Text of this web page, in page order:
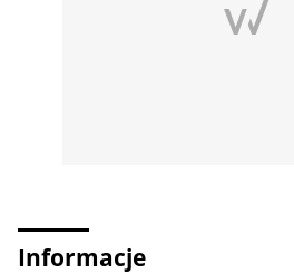
Informacje